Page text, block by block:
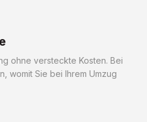
ohne versteckte Kosten. Bei
womit Sie bei Ihrem Umzug